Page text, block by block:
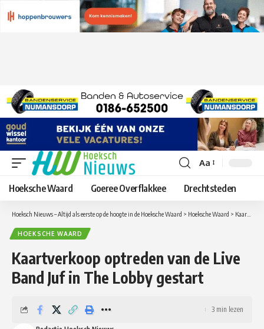
Lettergrootte
aanpassen
Aa
Hoeksche Waard Goeree Overflakkee Drechtsteden
Hoeksch Nieuws – Altijd als eerste op de hoogte in de Hoeksche Waard > Hoeksche Waard > Kaartverkoop optreden van de Live Band Juf in The Lobby gestart
HOEKSCHE WAARD
Kaartverkoop optreden van de Live
Band Juf in The Lobby gestart
3 min lezen